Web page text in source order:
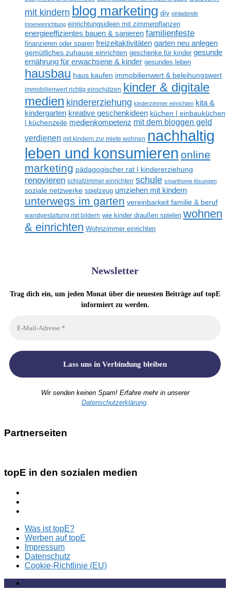
mit kindern blog marketing diy einladende
Inneneinrichtung einrichtungsideen mit zimmerpflanzen
energieeffizientes bauen & sanieren familienfeste
finanzieren oder sparen freizeitaktivitäten garten neu anlegen
gemütliches zuhause einrichten geschenke für kinder gesunde
ernährung für erwachsene & kinder gesundes leben
hausbau haus kaufen immobilienwert & beleihungswert
immobilienwert richtig einschätzen kinder & digitale
medien kindererziehung kinderzimmer einrichten kita &
kindergarten kreative geschenkideen küchen | einbauküchen
| küchenzeile medienkompetenz mit dem bloggen geld
verdienen mit kindern zur miete wohnen nachhaltig
leben und konsumieren online
marketing pädagogischer rat | kindererziehung
renovieren schlafzimmer einrichten schule smarthome lösungen
soziale netzwerke spielzeug umziehen mit kindern
unterwegs im garten vereinbarkeit familie & beruf
wandgestaltung mit bildern wie kinder draußen spielen wohnen
& einrichten Wohnzimmer einrichten
Newsletter
Trag dich ein, um jeden Monat über die neuesten Beiträge auf topE
informiert zu werden.
Wir senden keinen Spam! Erfahre mehr in unserer
Datenschutzerklärung.
Partnerseiten
topE in den sozialen medien
Was ist topE?
Werben auf topE
Impressum
Datenschutz
Cookie-Richtlinie (EU)